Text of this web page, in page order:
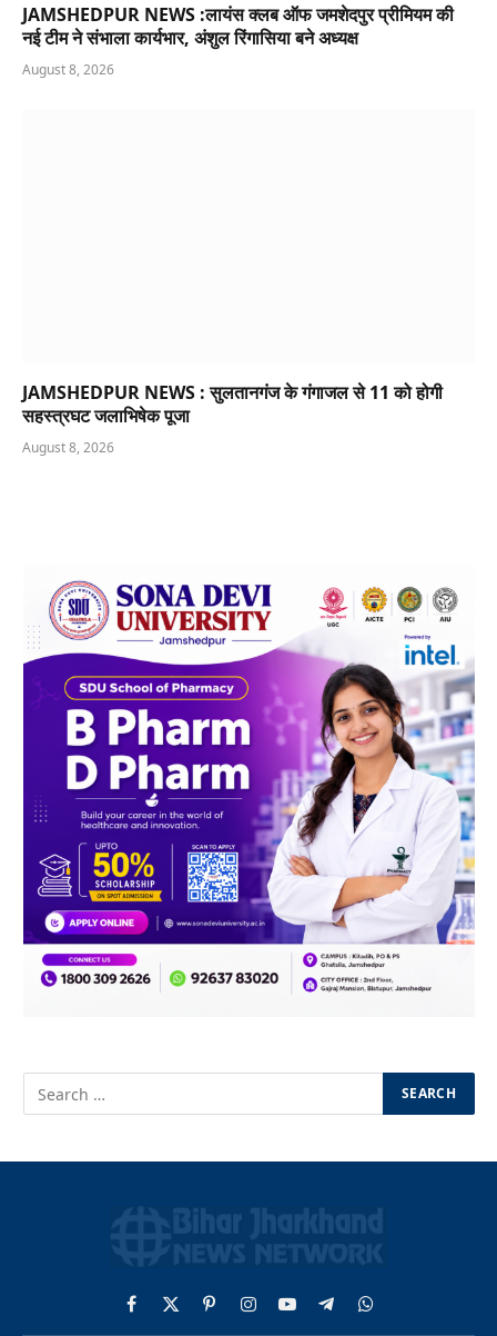
JAMSHEDPUR NEWS :लायंस क्लब ऑफ जमशेदपुर प्रीमियम की
नई टीम ने संभाला कार्यभार, अंशुल रिंगासिया बने अध्यक्ष
August 8, 2026
JAMSHEDPUR NEWS : सुलतानगंज के गंगाजल से 11 को होगी
सहस्त्रघट जलाभिषेक पूजा
August 8, 2026
Facebook
X
PinterestInstagram
YouTubeTelegramWhatsApp